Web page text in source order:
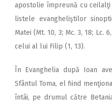
apostolie împreună cu
listele evangheliştilor
Matei (Mt. 10, 3; Mc. 3, 18; Lc.
celui al lui Filip (1, 13).
În Evanghelia după Ioan
Sfântul Toma, el fiind
întâi, pe drumul către